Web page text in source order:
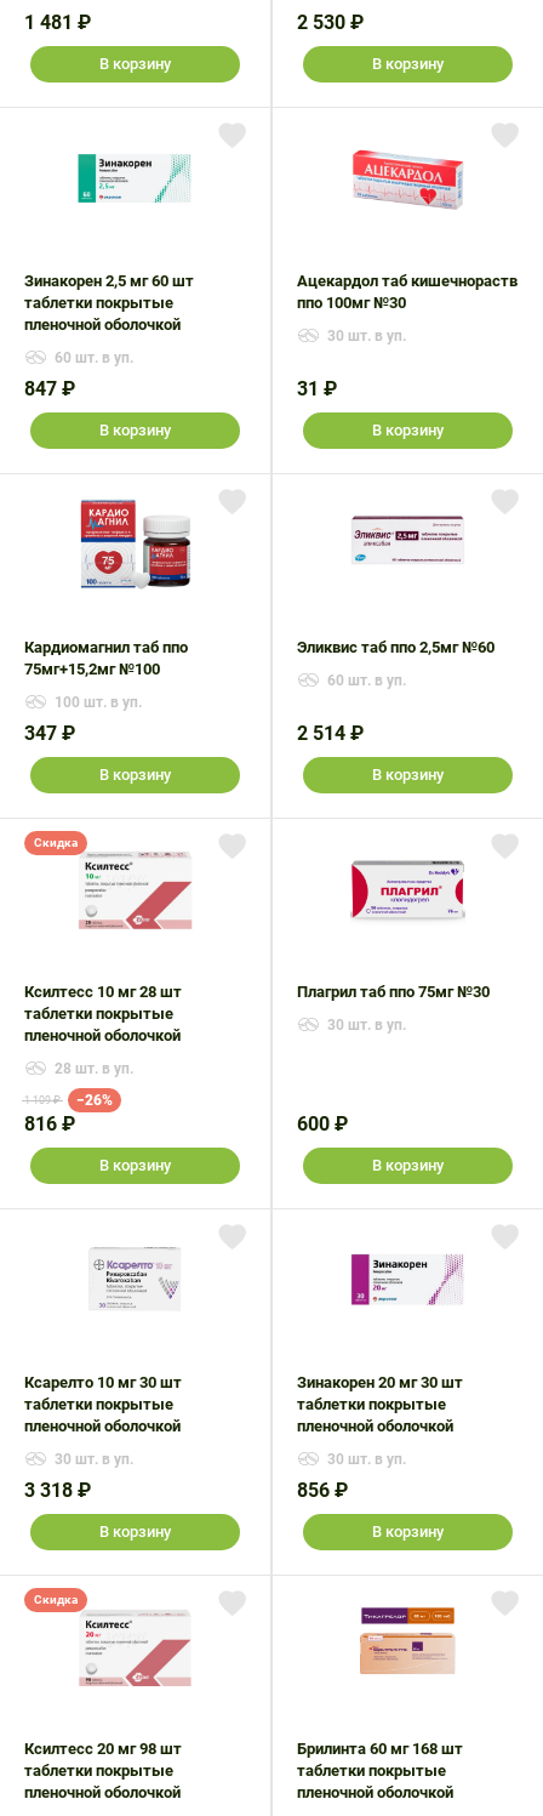
1 481 ₽
В корзину
2 530 ₽
В корзину
Зинакорен 2,5 мг 60 шт
таблетки покрытые
пленочной оболочкой
60 шт. в уп.
847 ₽
В корзину
Ацекардол таб кишечнораств
ппо 100мг №30
30 шт. в уп.
31 ₽
В корзину
Кардиомагнил таб ппо
75мг+15,2мг №100
100 шт. в уп.
347 ₽
В корзину
Эликвис таб ппо 2,5мг №60
60 шт. в уп.
2 514 ₽
В корзину
Скидка
Ксилтесс 10 мг 28 шт
таблетки покрытые
пленочной оболочкой
28 шт. в уп.
1 109 ₽ −26%
816 ₽
В корзину
Плагрил таб ппо 75мг №30
30 шт. в уп.
600 ₽
В корзину
Ксарелто 10 мг 30 шт
таблетки покрытые
пленочной оболочкой
30 шт. в уп.
3 318 ₽
В корзину
Зинакорен 20 мг 30 шт
таблетки покрытые
пленочной оболочкой
30 шт. в уп.
856 ₽
В корзину
Скидка
Ксилтесс 20 мг 98 шт
таблетки покрытые
пленочной оболочкой
Брилинта 60 мг 168 шт
таблетки покрытые
пленочной оболочкой